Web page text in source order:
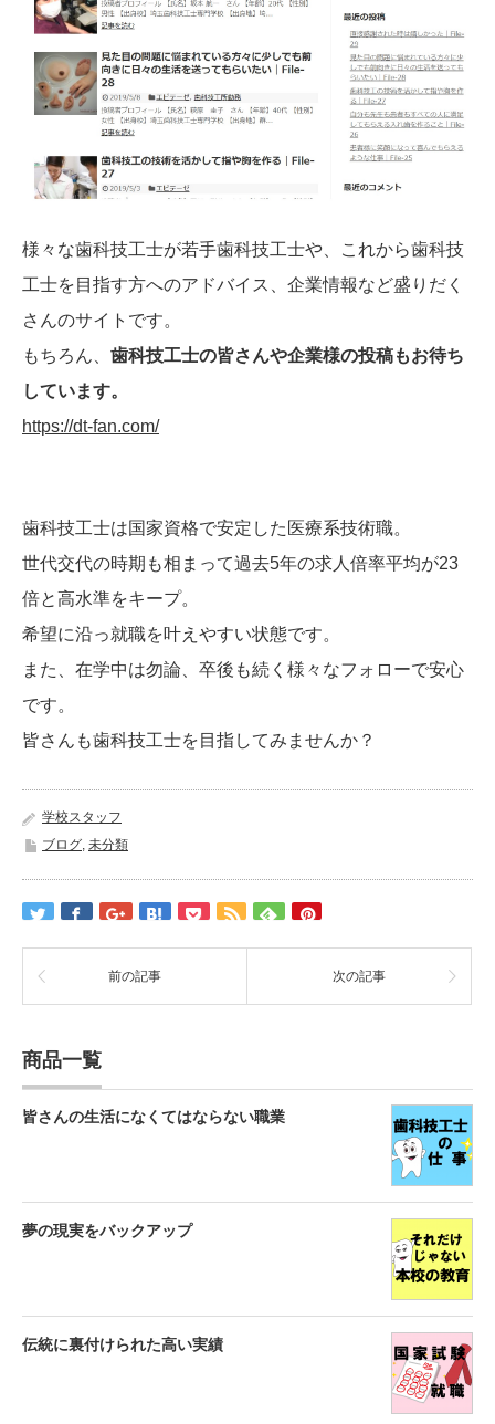
様々な歯科技工士が若手歯科技工士や、これから歯科技
工士を目指す方へのアドバイス、企業情報など盛りだく
さんのサイトです。
もちろん、 歯科技工士の皆さんや企業様の投稿もお待ち
しています。
https://dt-fan.com/
歯科技工士は国家資格で安定した医療系技術職。
世代交代の時期も相まって過去5年の求人倍率平均が23
倍と高水準をキープ。
希望に沿っ就職を叶えやすい状態です。
また、在学中は勿論、卒後も続く様々なフォローで安心
です。
皆さんも歯科技工士を目指してみませんか？
学校スタッフ
ブログ 未分類
前の記事 次の記事
商品一覧
皆さんの生活になくてはならない職業
夢の現実をバックアップ
伝統に裏付けられた高い実績